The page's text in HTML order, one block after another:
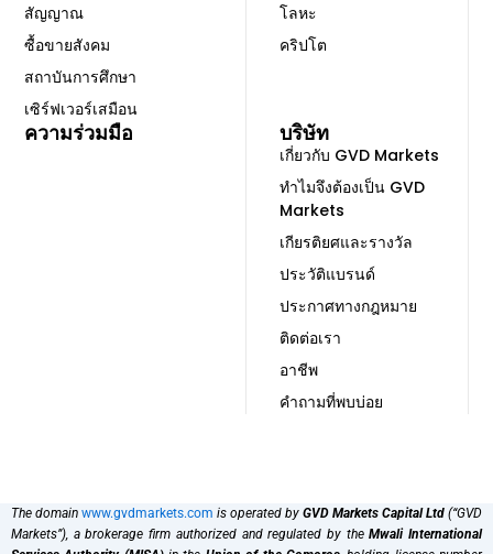
โลหะ
คริปโต
สัญญาณ
ซื้อขายสังคม
สถาบันการศึกษา
เซิร์ฟเวอร์เสมือน
บริษัท
เกี่ยวกับ GVD Markets
ทำไมจึงต้องเป็น GVD
Markets
เกียรติยศและรางวัล
ประวัติแบรนด์
ประกาศทางกฎหมาย
ติดต่อเรา
อาชีพ
คำถามที่พบบ่อย
ความร่วมมือ
The domain www.gvdmarkets.com is operated by GVD Markets Capital Ltd (“GVD
Markets”), a brokerage firm authorized and regulated by theMwali International